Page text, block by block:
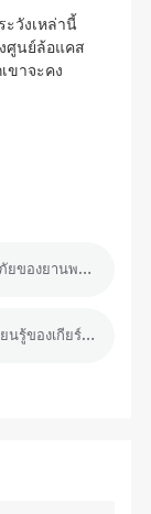
วังเหล่านี้
ศูนย์ล้อแคส
ขาจะคง
upper： เครื่องสแกนดอกยาง: เพิ่มความปลอดภัยของยานพาหนะด้วยการวิเคราะห์ความลึกของดอกยางอย่างแม่นยำ
lower： สำรวจผลกระทบของเทคโนโลยีการเรียนรู้ของเกียร์ในระบบยานยนต์